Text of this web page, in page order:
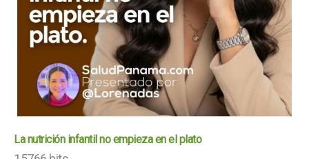
La nutrición infantil no empieza en el plato